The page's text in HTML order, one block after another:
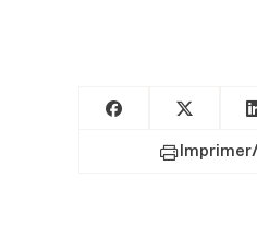
Partager surPartager